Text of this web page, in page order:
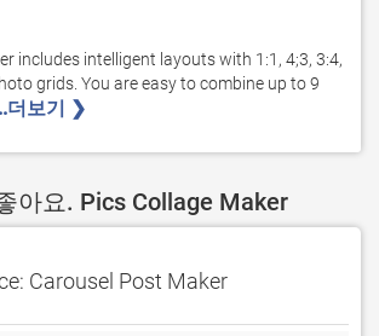
includes intelligent layouts with 1:1, 4;3, 3:4,
grids. You are easy to combine up to 9
..더보기 ❯
아요. Pics Collage Maker
Carousel Post Maker